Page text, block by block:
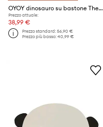
OYOY dinosauro su bastone Theo Hobby Dinosaur
Prezzo attuale:
38,99 €
Prezzo standard:56,90 €
Prezzo più basso:40,99 €